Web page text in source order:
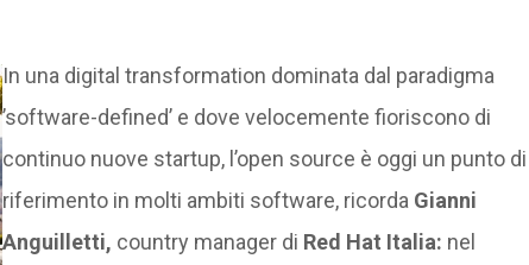
In una digital transformation dominata dal paradigma
’software-defined’ e dove velocemente fioriscono di
continuo nuove startup, l’open source è oggi un punto di
riferimento in molti ambiti software, ricorda Gianni
Anguilletti, country manager di Red Hat Italia: nel